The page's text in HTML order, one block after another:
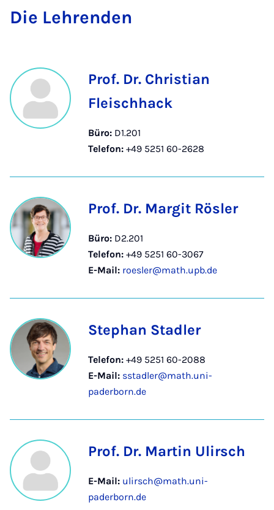
Die Leh­ren­den
Prof. Dr. Christian
Fleischhack
Büro: D1.201
Telefon: +49 5251 60-2628
Prof. Dr. Margit Rösler
Büro: D2.201
Telefon: +49 5251 60-3067
E-Mail: roesler@math.upb.de
Stephan Stadler
Telefon: +49 5251 60-2088
E-Mail: sstadler@math.uni-
paderborn.de
Prof. Dr. Martin Ulirsch
E-Mail: ulirsch@math.uni-
paderborn.de